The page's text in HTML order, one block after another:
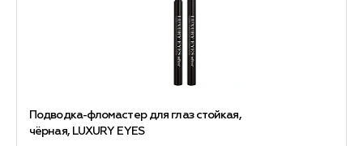
Подводка-фломастер для глаз стойкая,
чёрная, LUXURY EYES